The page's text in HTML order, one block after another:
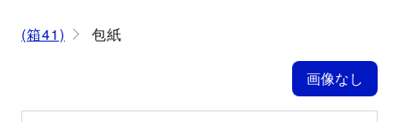
(箱41) 包紙